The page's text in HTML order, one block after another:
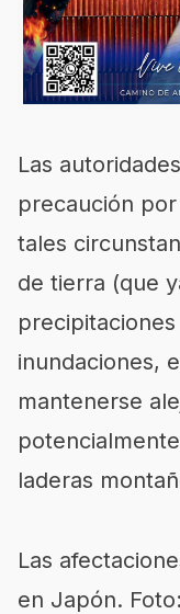
Las
precaución
tales
de tierra (que
inundaciones,
mantenerse
laderas
Las
en Japón.